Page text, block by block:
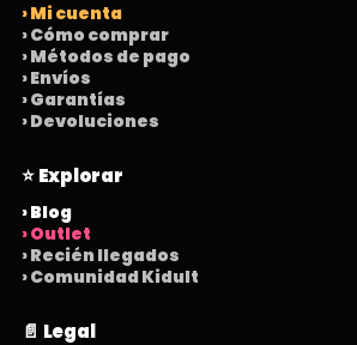
› Mi cuenta
› Cómo comprar
› Métodos de pago
› Envíos
› Garantías
› Devoluciones
⭐ Explorar
› Blog
› Outlet
› Recién llegados
› Comunidad Kidult
📄 Legal